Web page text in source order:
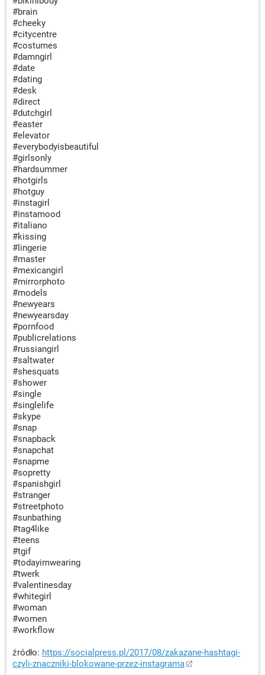
#brain
#cheeky
#citycentre
#costumes
#damngirl
#date
#dating
#desk
#direct
#dutchgirl
#easter
#elevator
#everybodyisbeautiful
#girlsonly
#hardsummer
#hotgirls
#hotguy
#instagirl
#instamood
#italiano
#kissing
#lingerie
#master
#mexicangirl
#mirrorphoto
#models
#newyears
#newyearsday
#pornfood
#publicrelations
#russiangirl
#saltwater
#shesquats
#shower
#single
#singlelife
#skype
#snap
#snapback
#snapchat
#snapme
#sopretty
#spanishgirl
#stranger
#streetphoto
#sunbathing
#tag4like
#teens
#tgif
#todayimwearing
#twerk
#valentinesday
#whitegirl
#woman
#women
#workflow
źródło: https://socialpress.pl/2017/08/zakazane-hashtagi-
czyli-znaczniki-blokowane-przez-instagrama